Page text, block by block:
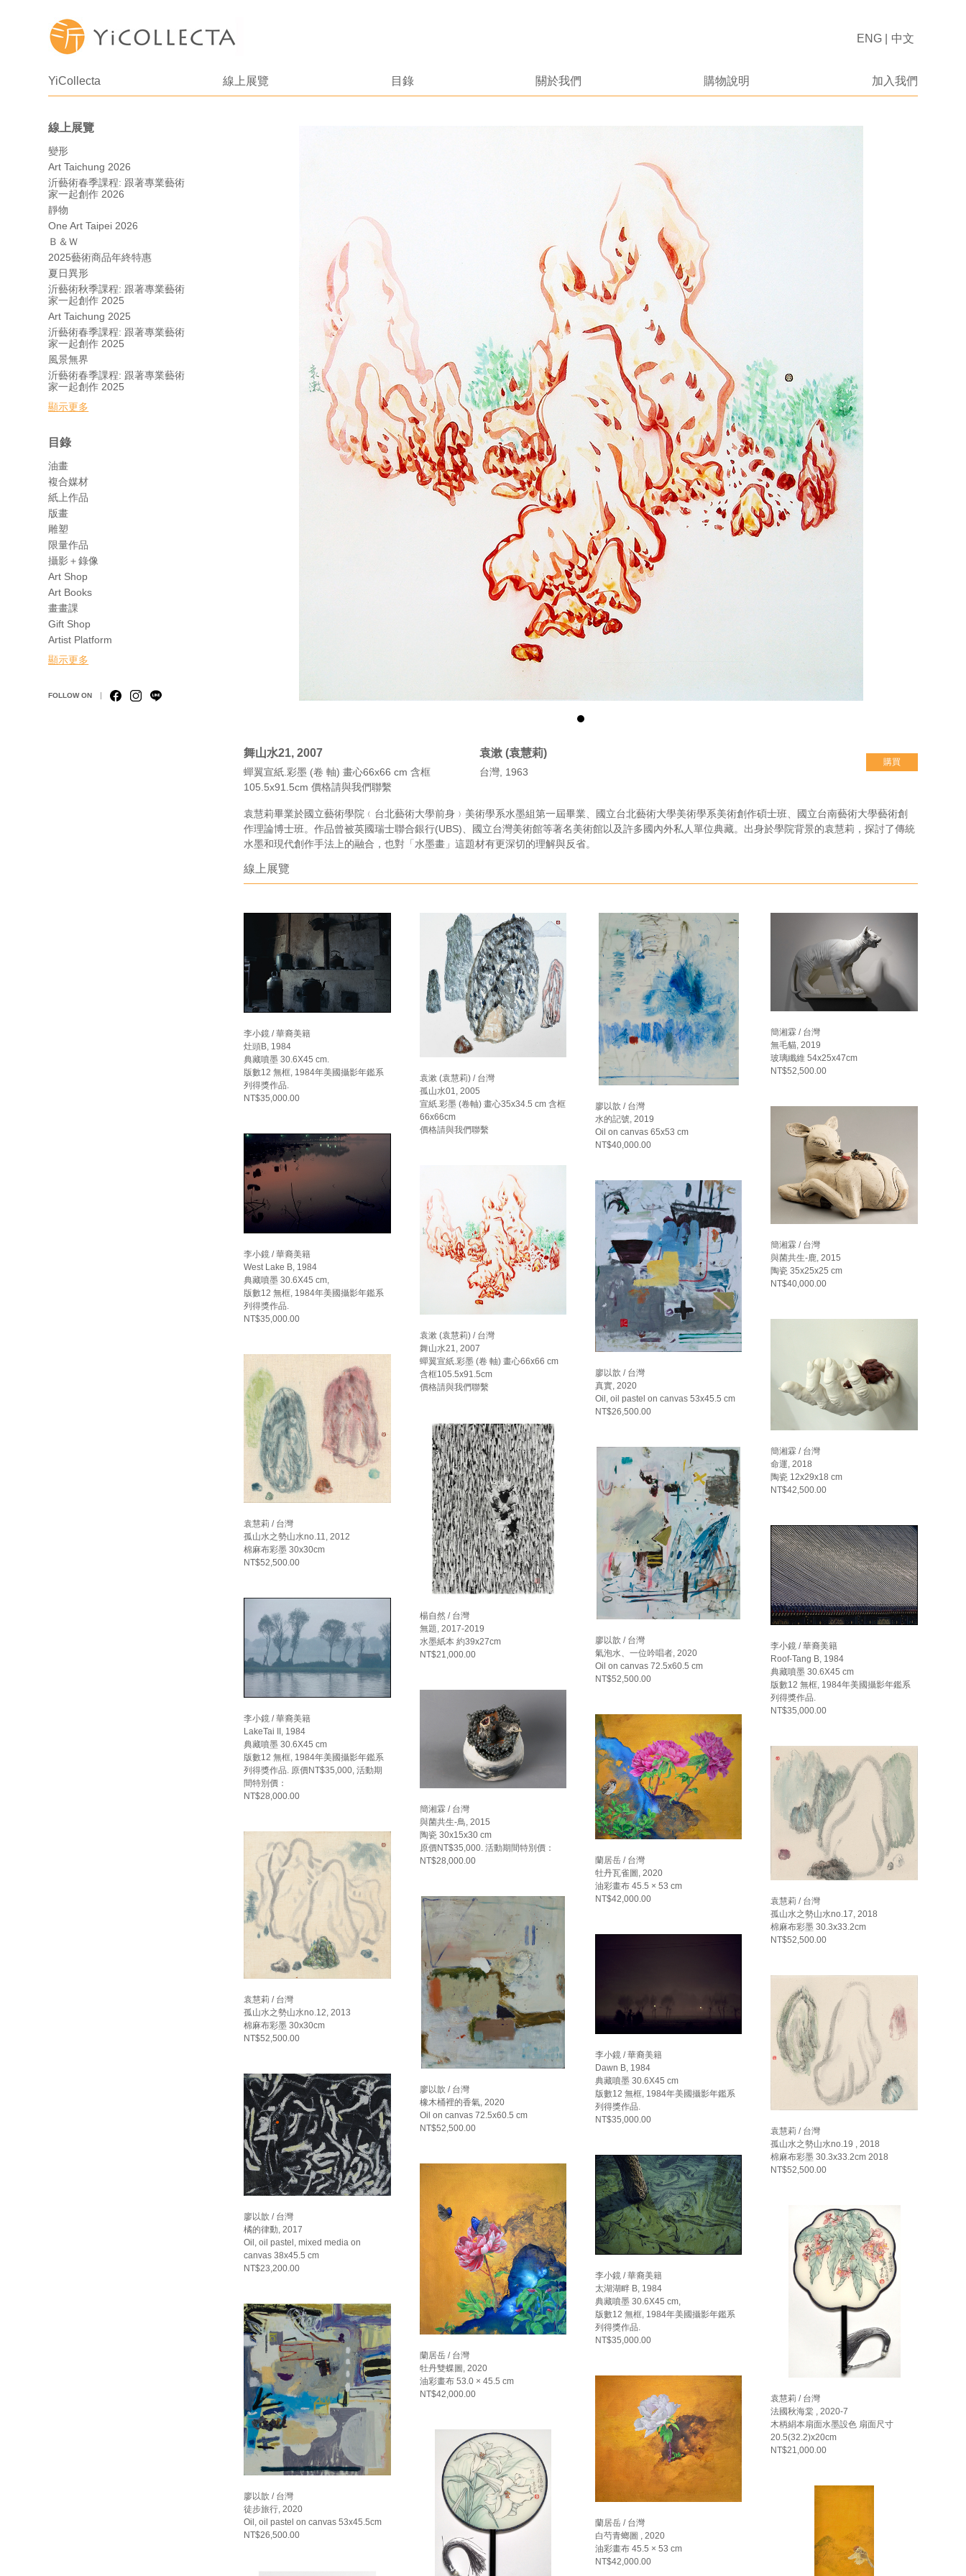
YiCollecta 線上展覽 目錄 關於我們 購物說明 加入我們
ENG 中文
線上展覽
變形
Art Taichung 2026
沂藝術春季課程: 跟著專業藝術
家一起創作 2026
靜物
One Art Taipei 2026
Ｂ＆Ｗ
2025藝術商品年終特惠
夏日異形
沂藝術秋季課程: 跟著專業藝術
家一起創作 2025
Art Taichung 2025
沂藝術春季課程: 跟著專業藝術
家一起創作 2025
風景無界
沂藝術春季課程: 跟著專業藝術
家一起創作 2025
顯示更多
目錄
油畫
複合媒材
紙上作品
版畫
雕塑
限量作品
攝影＋錄像
Art Shop
Art Books
畫畫課
Gift Shop
Artist Platform
顯示更多
FOLLOW ON
舞山水21, 2007
蟬翼宣紙.彩墨 (卷 軸) 畫心66x66 cm 含框
105.5x91.5cm 價格請與我們聯繫
袁漱 (袁慧莉)
台灣, 1963
購買
袁慧莉畢業於國立藝術學院﹙台北藝術大學前身﹚美術學系水墨組第一屆畢業、國立台北藝術大學美術學系美術創作碩士班、國立台南藝術大學藝術創
作理論博士班。作品曾被英國瑞士聯合銀行(UBS)、國立台灣美術館等著名美術館以及許多國內外私人單位典藏。出身於學院背景的袁慧莉，探討了傳統
水墨和現代創作手法上的融合，也對「水墨畫」這題材有更深切的理解與反省。
線上展覽
李小鏡 / 華裔美籍
灶頭B, 1984
典藏噴墨 30.6X45 cm.
版數12 無框, 1984年美國攝影年鑑系
列得獎作品.
NT$35,000.00
李小鏡 / 華裔美籍
West Lake B, 1984
典藏噴墨 30.6X45 cm,
版數12 無框, 1984年美國攝影年鑑系
列得獎作品.
NT$35,000.00
袁慧莉 / 台灣
孤山水之勢山水no.11, 2012
棉麻布彩墨 30x30cm
NT$52,500.00
李小鏡 / 華裔美籍
LakeTai II, 1984
典藏噴墨 30.6X45 cm
版數12 無框, 1984年美國攝影年鑑系
列得獎作品. 原價NT$35,000, 活動期
間特別價：
NT$28,000.00
袁慧莉 / 台灣
孤山水之勢山水no.12, 2013
棉麻布彩墨 30x30cm
NT$52,500.00
廖以歆 / 台灣
橘的律動, 2017
Oil, oil pastel, mixed media on
canvas 38x45.5 cm
NT$23,200.00
廖以歆 / 台灣
徒步旅行, 2020
Oil, oil pastel on canvas 53x45.5cm
NT$26,500.00
袁漱 (袁慧莉) / 台灣
孤山水01, 2005
宣紙.彩墨 (卷軸) 畫心35x34.5 cm 含框
66x66cm
價格請與我們聯繫
袁漱 (袁慧莉) / 台灣
舞山水21, 2007
蟬翼宣紙.彩墨 (卷 軸) 畫心66x66 cm
含框105.5x91.5cm
價格請與我們聯繫
楊自然 / 台灣
無題, 2017-2019
水墨紙本 約39x27cm
NT$21,000.00
簡湘霖 / 台灣
與菌共生-鳥, 2015
陶瓷 30x15x30 cm
原價NT$35,000. 活動期間特別價：
NT$28,000.00
廖以歆 / 台灣
橡木桶裡的香氣, 2020
Oil on canvas 72.5x60.5 cm
NT$52,500.00
蘭居岳 / 台灣
牡丹雙蝶圖, 2020
油彩畫布 53.0 × 45.5 cm
NT$42,000.00
廖以歆 / 台灣
水的記號, 2019
Oil on canvas 65x53 cm
NT$40,000.00
廖以歆 / 台灣
真實, 2020
Oil, oil pastel on canvas 53x45.5 cm
NT$26,500.00
廖以歆 / 台灣
氣泡水、一位吟唱者, 2020
Oil on canvas 72.5x60.5 cm
NT$52,500.00
蘭居岳 / 台灣
牡丹瓦雀圖, 2020
油彩畫布 45.5 × 53 cm
NT$42,000.00
李小鏡 / 華裔美籍
Dawn B, 1984
典藏噴墨 30.6X45 cm
版數12 無框, 1984年美國攝影年鑑系
列得獎作品.
NT$35,000.00
李小鏡 / 華裔美籍
太湖湖畔 B, 1984
典藏噴墨 30.6X45 cm,
版數12 無框, 1984年美國攝影年鑑系
列得獎作品.
NT$35,000.00
蘭居岳 / 台灣
白芍青螂圖 , 2020
油彩畫布 45.5 × 53 cm
NT$42,000.00
簡湘霖 / 台灣
無毛貓, 2019
玻璃纖維 54x25x47cm
NT$52,500.00
簡湘霖 / 台灣
與菌共生-鹿, 2015
陶瓷 35x25x25 cm
NT$40,000.00
簡湘霖 / 台灣
命運, 2018
陶瓷 12x29x18 cm
NT$42,500.00
李小鏡 / 華裔美籍
Roof-Tang B, 1984
典藏噴墨 30.6X45 cm
版數12 無框, 1984年美國攝影年鑑系
列得獎作品.
NT$35,000.00
袁慧莉 / 台灣
孤山水之勢山水no.17, 2018
棉麻布彩墨 30.3x33.2cm
NT$52,500.00
袁慧莉 / 台灣
孤山水之勢山水no.19 , 2018
棉麻布彩墨 30.3x33.2cm 2018
NT$52,500.00
袁慧莉 / 台灣
法國秋海棠 , 2020-7
木柄絹本扇面水墨設色 扇面尺寸
20.5(32.2)x20cm
NT$21,000.00